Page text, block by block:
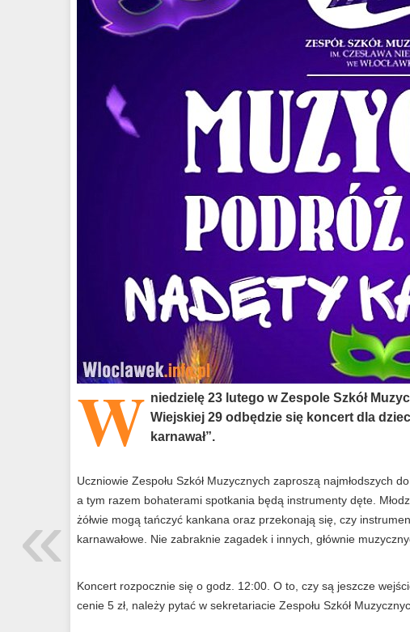
W niedzielę 23 lutego w Zespole Szkół
Wiejskiej 29 odbędzie się koncert dla
karnawał”.
Uczniowie Zespołu Szkół Muzycznych zaproszą najmłodszych
a tym razem bohaterami spotkania będą instrumenty dęte.
żółwie mogą tańczyć kankana oraz przekonają się, czy
karnawałowe. Nie zabraknie zagadek i innych, głównie
Koncert rozpocznie się o godz. 12:00. O to, czy są jeszcze
cenie 5 zł, należy pytać w sekretariacie Zespołu Szkół
«